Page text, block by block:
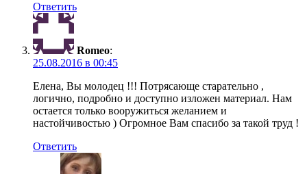
Ответить
Romeo:
25.08.2016 в 00:45
Елена, Вы молодец !!! Потрясающе старательно ,
логично, подробно и доступно изложен материал. Нам
остается только вооружиться желанием и
настойчивостью ) Огромное Вам спасибо за такой труд !
Ответить